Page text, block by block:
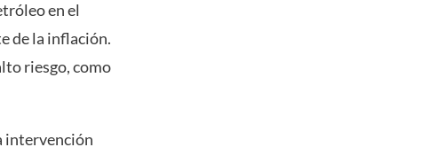
en el
de la inflación.
riesgo, como
intervención